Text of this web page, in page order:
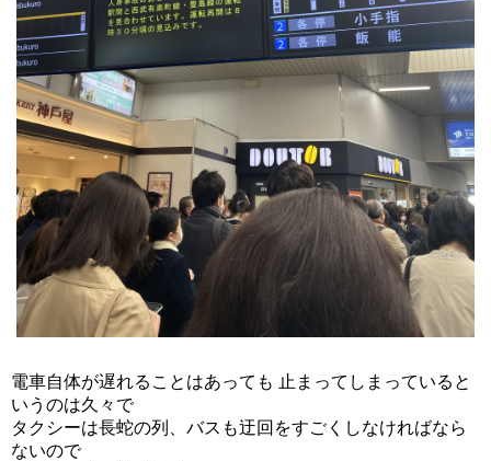
電車自体が遅れることはあっても 止まってしまっていると
いうのは久々で
タクシーは長蛇の列、バスも迂回をすごくしなければなら
ないので